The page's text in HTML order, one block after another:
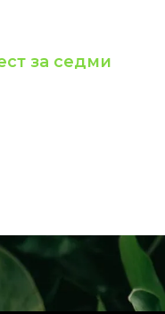
2022: Тест
2022: Тест